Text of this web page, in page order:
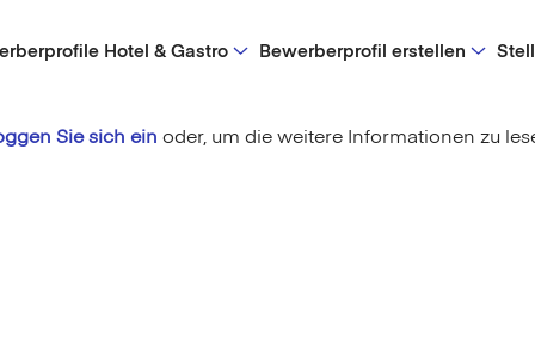
Hotel & Gastro Bewerberprofil erstellen
Sie sich ein oder, um die weitere Informationen zu